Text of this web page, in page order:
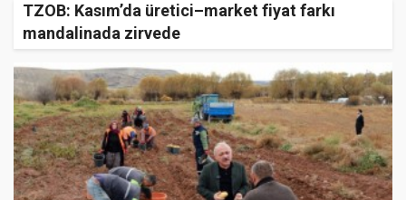
TZOB: Kasım’da üretici–market fiyat farkı
mandalinada zirvede